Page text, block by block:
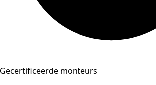
Gecertificeerde monteurs